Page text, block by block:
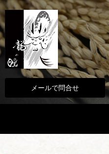
メールで問合せ